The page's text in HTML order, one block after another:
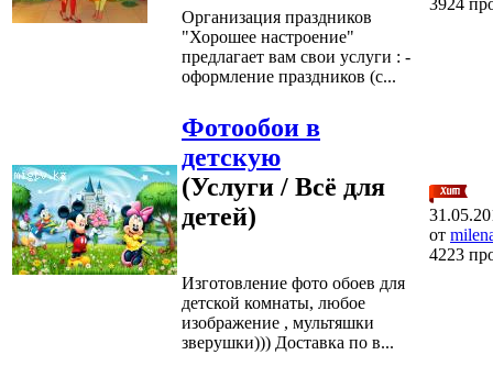
Организация праздников
"Хорошее настроение"
предлагает вам свои услуги : -
оформление праздников (с...
Фотообои в
детскую
(Услуги / Всё для
детей)
Изготовление фото обоев для
детской комнаты, любое
изображение , мультяшки
зверушки))) Доставка по в...
от
4223